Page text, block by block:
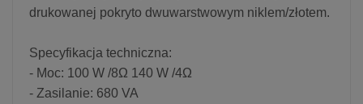
drukowanej pokryto dwuwarstwowym niklem/złotem.
Specyfikacja techniczna:
- Moc: 100 W /8Ω 140 W /4Ω
- Zasilanie: 680 VA